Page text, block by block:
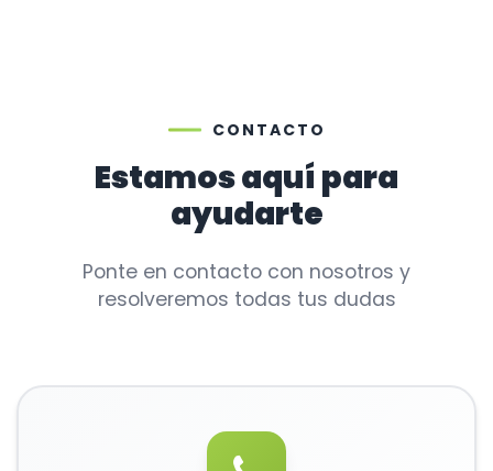
CONTACTO
Estamos aquí para
ayudarte
Ponte en contacto con nosotros y
resolveremos todas tus dudas